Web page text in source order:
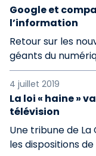
Google et
l’information
Retour sur les
géants du
4 juillet 2019
La loi « haine »
télévision
Une tribune de
les dispositions